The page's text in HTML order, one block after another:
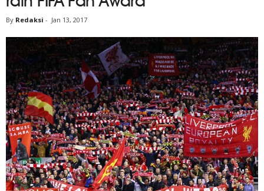
By Redaksi - Jan 13, 2017